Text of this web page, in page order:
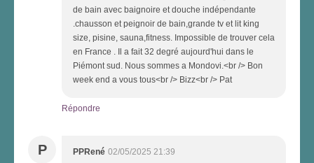
de bain avec baignoire et douche indépendante
.chausson et peignoir de bain,grande tv et lit king
size, pisine, sauna,fitness. Impossible de trouver cela
en France . Il a fait 32 degré aujourd'hui dans le
Piémont sud. Nous sommes a Mondovi.<br /> Bon
week end a vous tous<br /> Bizz<br /> Pat
Répondre
P PPRené 02/05/2025 21:39